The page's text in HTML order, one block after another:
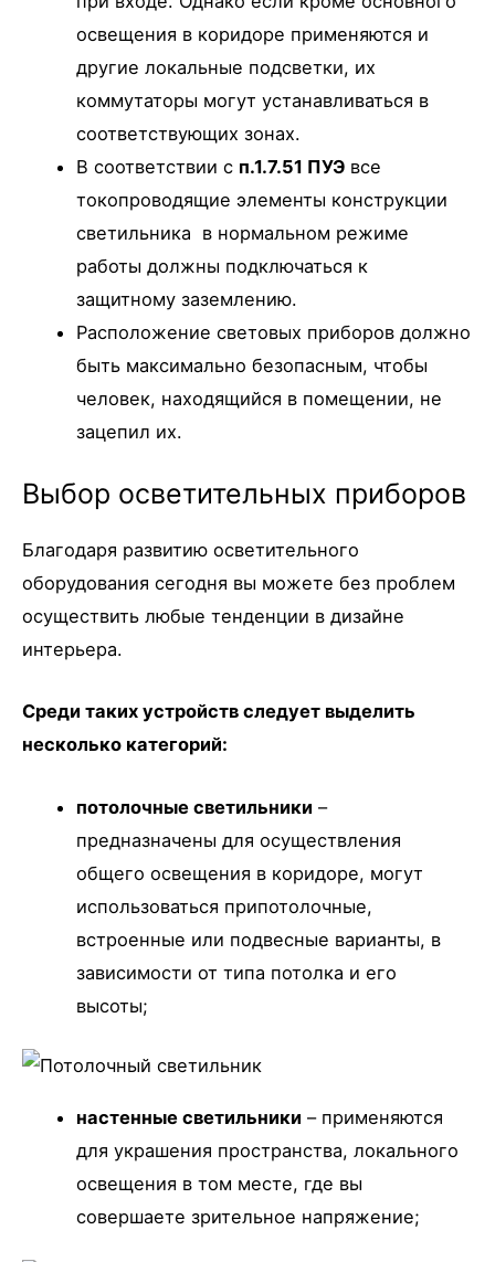
освещения в коридоре применяются и
другие локальные подсветки, их
коммутаторы могут устанавливаться в
соответствующих зонах.
В соответствии с п.1.7.51 ПУЭ все
токопроводящие элементы конструкции
светильника в нормальном режиме
работы должны подключаться к
защитному заземлению.
Расположение световых приборов должно
быть максимально безопасным, чтобы
человек, находящийся в помещении, не
зацепил их.
Выбор осветительных приборов
Благодаря развитию осветительного
оборудования сегодня вы можете без проблем
осуществить любые тенденции в дизайне
интерьера.
Среди таких устройств следует выделить
несколько категорий:
потолочные светильники –
предназначены для осуществления
общего освещения в коридоре, могут
использоваться припотолочные,
встроенные или подвесные варианты, в
зависимости от типа потолка и его
высоты;
настенные светильники – применяются
для украшения пространства, локального
освещения в том месте, где вы
совершаете зрительное напряжение;